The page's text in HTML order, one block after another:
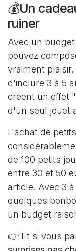
💰Un
ruiner
Avec un
pouvez
vraiment
d'inclure 3 à 5
créent un effet
d'un seul jouet
L'achat de
de 100 petits
entre 30 et 50
article. Avec 3
quelques
un budget
👉 Et si vous